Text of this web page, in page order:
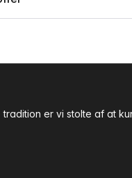
er vi stolte af at